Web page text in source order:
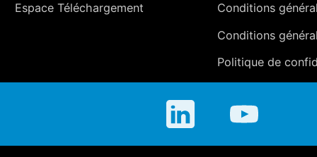
Espace Téléchargement
Conditions
Conditions
Politique de